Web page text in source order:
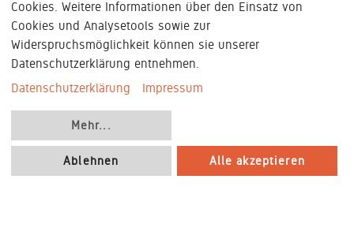
Cookie-Konfiguration
2018 - 2026
König + Neurath AG | Alle Rechte
vorbehalten
Cookies. Weitere Informationen über den Einsatz von
Cookies und Analysetools sowie zur
Widerspruchsmöglichkeit können sie unserer
Datenschutzerklärung entnehmen.
Datenschutzerklärung
Impressum
Mehr...
Ablehnen Alle akzeptieren